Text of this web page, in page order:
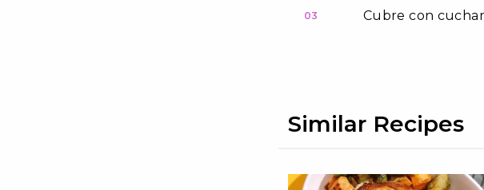
03 Cubre con
Similar Recipes